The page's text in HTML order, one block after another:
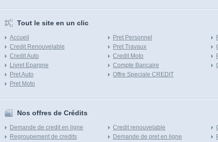
Tout le site en un clic
Accueil
Credit Renouvelable
Credit Auto
Livret Epargne
Pret Auto
Pret Moto
Pret Personnel
Pret Travaux
Credit Moto
Compte Bancaire
Offre Speciale CREDIT
Nos offres de Crédits
Demande de credit en ligne
Regroupement de credits
Credit renouvelable
Demande de pret en ligne